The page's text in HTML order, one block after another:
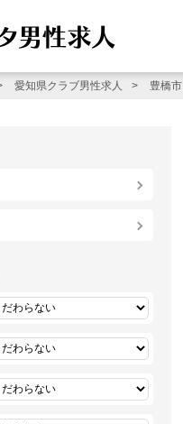
愛知県クラブ男性求人 豊橋